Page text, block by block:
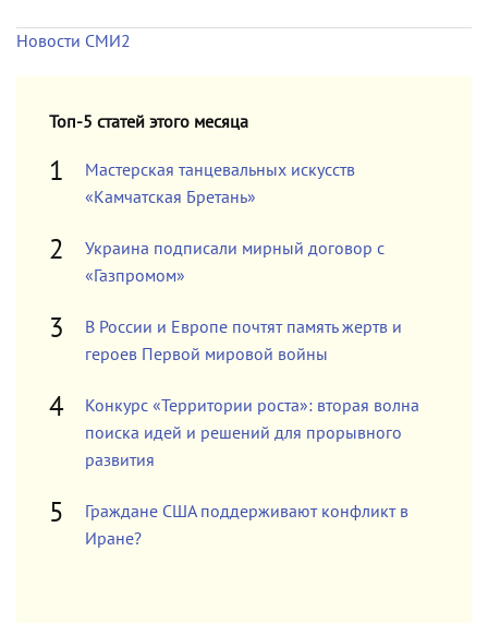
Новости СМИ2
Топ-5 статей этого месяца
Мастерская танцевальных искусств
«Камчатская Бретань»
Украина подписали мирный договор с
«Газпромом»
В России и Европе почтят память жертв и
героев Первой мировой войны
Конкурс «Территории роста»: вторая волна
поиска идей и решений для прорывного
развития
Граждане США поддерживают конфликт в
Иране?